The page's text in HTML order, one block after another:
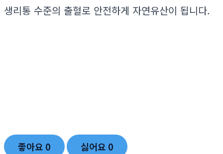
생리통 수준의 출혈로 안전하게 자연유산이 됩니다.
좋아요 0 싫어요 0